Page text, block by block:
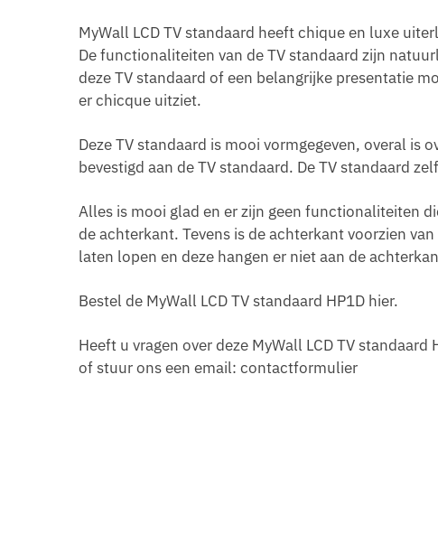
MyWall LCD TV standaard heeft chique en luxe
De functionaliteiten van de TV standaard zijn
deze TV standaard of een belangrijke presentatie
er chicque uitziet.
Deze TV standaard is mooi vormgegeven, overal is
bevestigd aan de TV standaard. De TV standaard
Alles is mooi glad en er zijn geen functionaliteiten
de achterkant. Tevens is de achterkant voorzien
laten lopen en deze hangen er niet aan de
Bestel de MyWall LCD TV standaard HP1D hier.
Heeft u vragen over deze MyWall LCD TV
of stuur ons een email: contactformulier